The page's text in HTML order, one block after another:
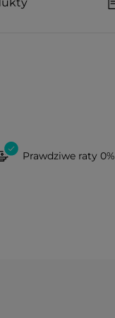
Prawdziwe raty 0%